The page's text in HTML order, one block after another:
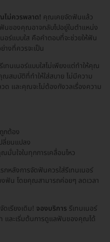
ไม่ควรพลาด! คุณเคยจัดฟันแล้ว
นของคุณอาจกลับไปอยู่ในตำแหน่ง
อร์แบบใส คือคำตอบที่จะช่วยให้ฟัน
งที่ควรจะเป็น
รีเทนเนอร์แบบใสไม่เพียงแต่ทำให้คุณ
สมบัติที่ทำให้ใส่สบาย ไม่มีความ
ด และคุณจะไม่ต้องกังวลเรื่องความ
กต้อง
ลี่ยนแปลง
มั่นใจในทุกการเคลื่อนไหว
กหลังการจัดฟันควรใส่รีเทนเนอร์
ฟัน โดยคุณสามารถค่อยๆ ลดเวลา
เรียงเดิม! จองบริการ รีเทนเนอร์
และเริ่มต้นการดูแลฟันของคุณได้